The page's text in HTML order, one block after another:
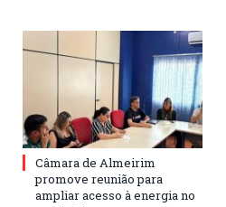
Câmara de Almeirim
promove reunião para
ampliar acesso à energia no